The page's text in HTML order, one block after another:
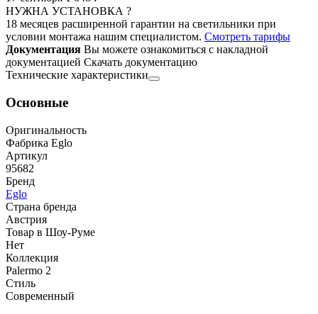
НУЖНА УСТАНОВКА ?
18 месяцев расширенной гарантии на светильники при
условии монтажа нашим специалистом. Смотреть тарифы
Документация Вы можете ознакомиться с накладной
документацией Скачать документацию
Технические характеристики
Основные
Оригинальность
Фабрика Eglo
Артикул
95682
Бренд
Eglo
Страна бренда
Австрия
Товар в Шоу-Руме
Нет
Коллекция
Palermo 2
Стиль
Современный